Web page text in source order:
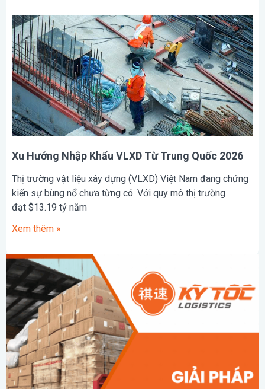
Xu Hướng Nhập Khẩu VLXD Từ Trung Quốc 2026
Thị trường vật liệu xây dựng (VLXD) Việt Nam đang chứng
kiến sự bùng nổ chưa từng có. Với quy mô thị trường
đạt $13.19 tỷ năm
Xem thêm »